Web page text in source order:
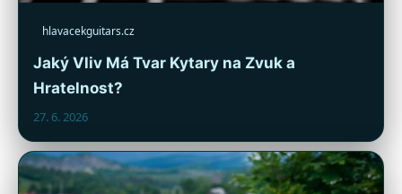
hlavacekguitars.cz
Jaký Vliv Má Tvar Kytary na Zvuk a
Hratelnost?
27. 6. 2026